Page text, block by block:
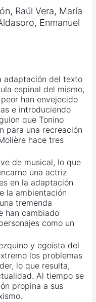
Raúl Vera, María
Enmanuel
adaptación del texto
espinal del mismo,
han envejecido
e introduciendo
que Tonino
para una recreación
hace tres
de musical, lo que
una actriz
en la adaptación
la ambientación
tremenda
han cambiado
como un
y egoísta del
los problemas
lo que resulta,
Al tiempo se
propina a sus